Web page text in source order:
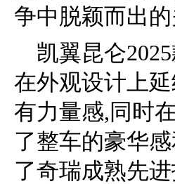
争中脱颖而出的
凯翼昆仑
在外观设计上
有力量感,同时
了整车的豪华
了奇瑞成熟先